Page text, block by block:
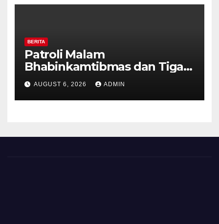
BERITA
Patroli Malam
Bhabinkamtibmas dan Tiga
Pilar Kelurahan Ungaran
Perkuat Kamtibmas, Warga
Diajak Aktifkan Ronda
AUGUST 6, 2026 ADMIN